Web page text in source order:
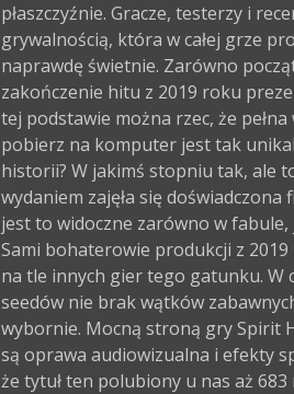
płaszczyźnie. Gracze, testerzy i
grywalnością, która w całej grze
naprawdę świetnie. Zarówno
zakończenie hitu z 2019 roku
tej podstawie można rzec, że
pobierz na komputer jest tak
historii? W jakimś stopniu tak, ale
wydaniem zajęła się doświadczona
jest to widoczne zarówno w
Sami bohaterowie produkcji z
na tle innych gier tego gatunku. W
seedów nie brak wątków
wybornie. Mocną stroną gry Spirit
są oprawa audiowizualna i efekty
że tytuł ten polubiony u nas aż